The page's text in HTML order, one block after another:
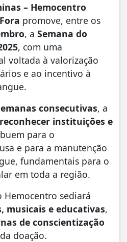
– Hemocentro
promove, entre os
, a Semana do
, com uma
voltada à valorização
e ao incentivo à
consecutivas, a
reconhecer instituições e
para o
e para a manutenção
fundamentais para o
em toda a região.
sediará
musicais e educativas,
de conscientização
doação.